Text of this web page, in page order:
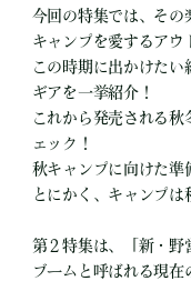
今回の特集では、その
キャンプを愛するアウ
この時期に出かけたい
ギアを一挙紹介！
これから発売される
ェック！
秋キャンプに向けた準
とにかく、キャンプは
第２特集は、「新・野
ブームと呼ばれる現在